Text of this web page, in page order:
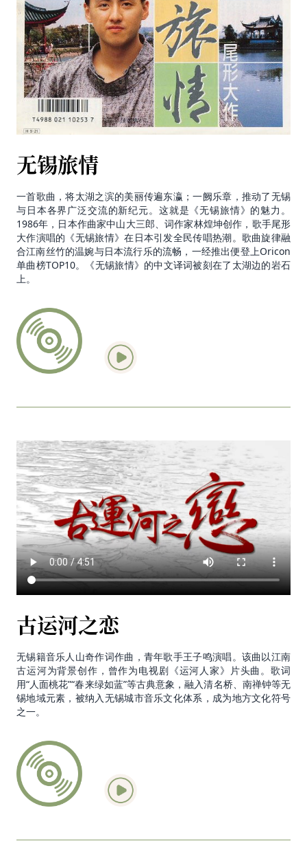
无锡旅情
一首歌曲，将太湖之滨的美丽传遍东瀛；一阙乐章，推动了无锡
与日本各界广泛交流的新纪元。这就是《无锡旅情》的魅力。
1986年，日本作曲家中山大三郎、词作家林煌坤创作，歌手尾形
大作演唱的《无锡旅情》在日本引发全民传唱热潮。歌曲旋律融
合江南丝竹的温婉与日本流行乐的流畅，一经推出便登上Oricon
单曲榜TOP10。《无锡旅情》的中文译词被刻在了太湖边的岩石
上。
古运河之恋
无锡籍音乐人山奇作词作曲，青年歌手王子鸣演唱。该曲以江南
古运河为背景创作，曾作为电视剧《运河人家》片头曲。歌词
用“人面桃花”“春来绿如蓝”等古典意象，融入清名桥、南禅钟等无
锡地域元素，被纳入无锡城市音乐文化体系，成为地方文化符号
之一。